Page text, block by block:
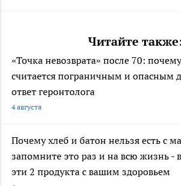
Читайте
«Точка невозврата» после 70:
считается пограничным и опасным
ответ геронтолога
4 августа
Почему хлеб и батон нельзя есть с
запомните это раз и на всю жизнь -
эти 2 продукта с вашим здоровьем